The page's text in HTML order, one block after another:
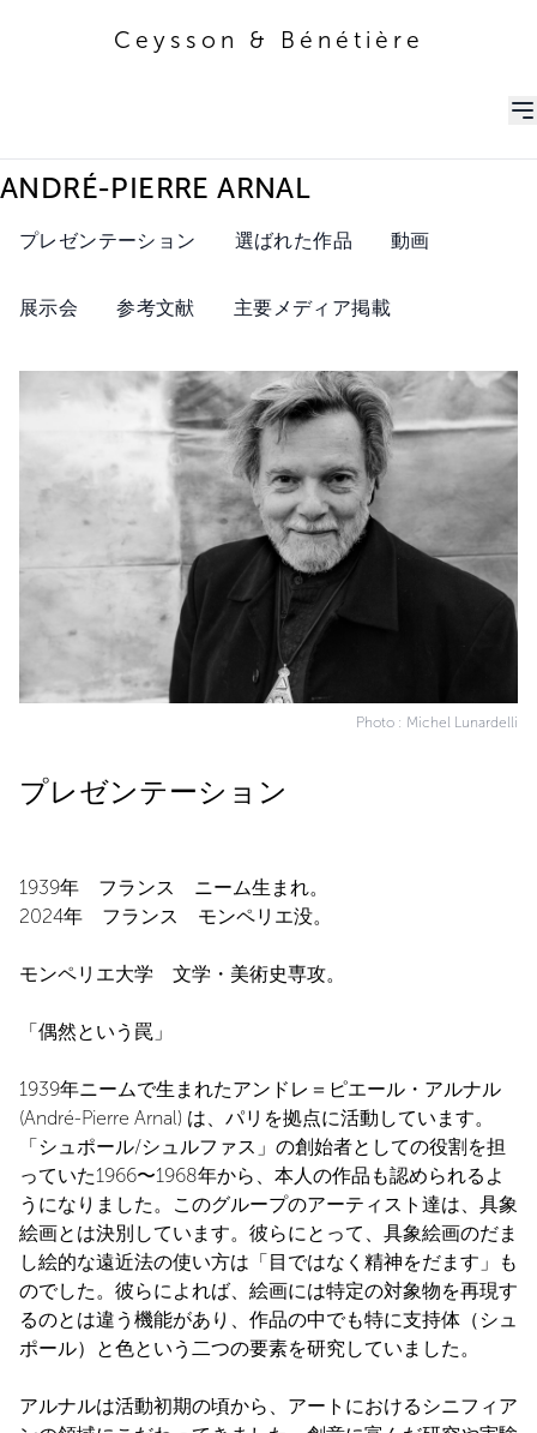
Ceysson & Bénétière
ANDRÉ-PIERRE ARNAL
プレゼンテーション 選ばれた作品 動画
展示会 参考文献 主要メディア掲載
Photo : Michel Lunardelli
プレゼンテーション
1939年 フランス ニーム生まれ。
2024年 フランス モンペリエ没。
モンペリエ大学 文学・美術史専攻。
「偶然という罠」
1939年ニームで生まれたアンドレ＝ピエール・アルナル
(André-Pierre Arnal) は、パリを拠点に活動しています。
「シュポール/シュルファス」の創始者としての役割を担
っていた1966〜1968年から、本人の作品も認められるよ
うになりました。このグループのアーティスト達は、具象
絵画とは決別しています。彼らにとって、具象絵画のだま
し絵的な遠近法の使い方は「目ではなく精神をだます」も
のでした。彼らによれば、絵画には特定の対象物を再現す
るのとは違う機能があり、作品の中でも特に支持体（シュ
ポール）と色という二つの要素を研究していました。
アルナルは活動初期の頃から、アートにおけるシニフィア